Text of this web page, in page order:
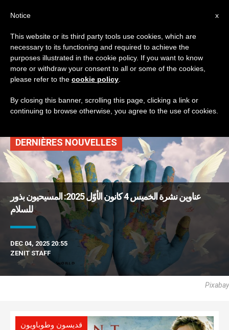
TAG
Posts Tagged
‘القديسة بربارة’
DERNIÈRES NOUVELLES
عناوين نشرة الخميس 4 كانون الأوّل 2025: المسيحيون بذور
للسلام
DEC 04, 2025 20:55
ZENIT STAFF
Pixabay
قديسون وطوباويون
x
Notice
This website or its third party tools use cookies, which are
necessary to its functioning and required to achieve the
purposes illustrated in the cookie policy. If you want to know
more or withdraw your consent to all or some of the cookies,
please refer to the cookie policy
By closing this banner, scrolling this page, clicking a link or
continuing to browse otherwise, you agree to the use of cookies.